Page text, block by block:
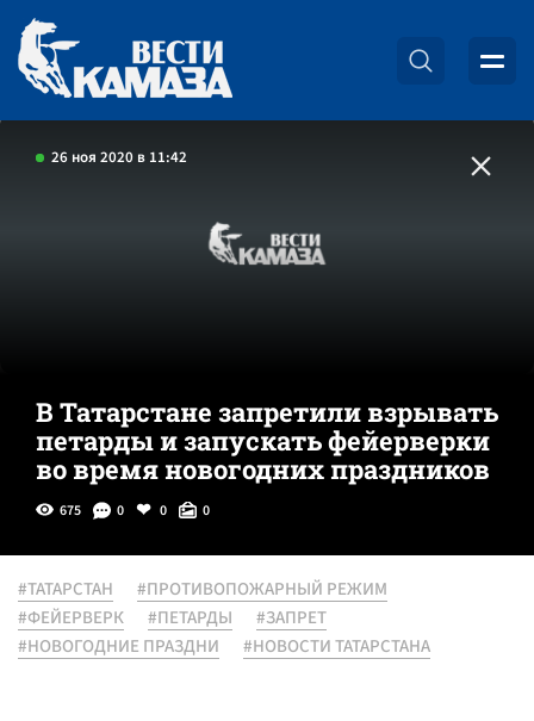
26 ноя 2020 в 11:42
В Татарстане запретили взрывать
петарды и запускать фейерверки
во время новогодних праздников
675 0 0 0
#ТАТАРСТАН
#ПРОТИВОПОЖАРНЫЙ РЕЖИМ
#ФЕЙЕРВЕРК
#ПЕТАРДЫ
#ЗАПРЕТ
#НОВОГОДНИЕ ПРАЗДНИ
#НОВОСТИ ТАТАРСТАНА